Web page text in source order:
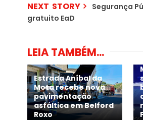
NEXT STORY
Segurança
gratuito EaD
LEIA TAMBÉM...
Estrada Aníbal da
Mota recebe nova
pavimentação
asfáltica em Belford
Roxo